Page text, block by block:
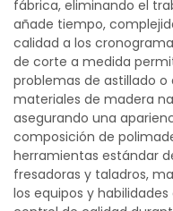
fábrica, eliminando el
añade tiempo,
calidad a los
de corte a medida
problemas de astillado
materiales de madera
asegurando una
composición de
herramientas estándar
fresadoras y taladros,
los equipos y